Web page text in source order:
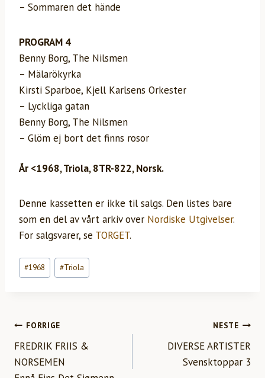
– Sommaren det hände
PROGRAM 4
Benny Borg, The Nilsmen
– Mälarökyrka
Kirsti Sparboe, Kjell Karlsens Orkester
– Lyckliga gatan
Benny Borg, The Nilsmen
– Glöm ej bort det finns rosor
År <1968, Triola, 8TR-822, Norsk.
Denne kassetten er ikke til salgs. Den listes bare
som en del av vårt arkiv over Nordiske Utgivelser.
For salgsvarer, se TORGET.
Innleggstagger:
#1968 #Triola
INNLEGGSNAVIGASJON
FORRIGE
FREDRIK FRIIS &
NORSEMEN
NESTE
DIVERSE ARTISTER
Svensktoppar 3